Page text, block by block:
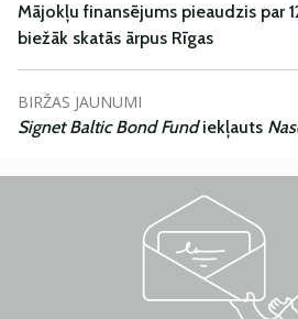
Mājokļu finansējums pieaudzis par
biežāk skatās ārpus Rīgas
BIRŽAS JAUNUMI
Signet Baltic Bond Fundiekļauts